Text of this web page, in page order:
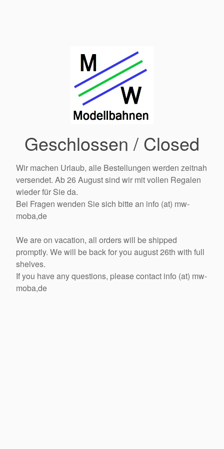
Geschlossen / Closed
Wir machen Urlaub, alle Bestellungen werden zeitnah
versendet. Ab 26 August sind wir mit vollen Regalen
wieder für Sie da.
Bei Fragen wenden Sie sich bitte an info (at) mw-
moba,de
We are on vacation, all orders will be shipped
promptly. We will be back for you august 26th with full
shelves.
If you have any questions, please contact info (at) mw-
moba,de